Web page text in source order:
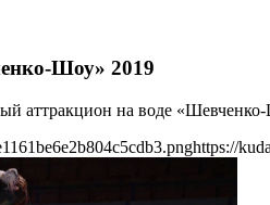
Шоу» 2019
аттракцион на воде
https://